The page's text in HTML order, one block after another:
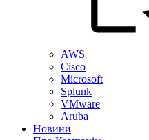
AWS
Cisco
Microsoft
Splunk
VMware
Aruba
Новини